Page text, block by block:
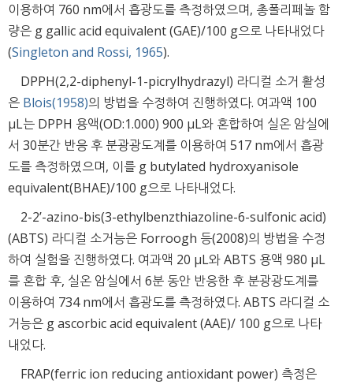
이용하여 760 nm에서 흡광도를 측정하였으며, 총폴리페놀 함
량은 g gallic acid equivalent (GAE)/100 g으로 나타내었다
(Singleton and Rossi, 1965).
DPPH(2,2-diphenyl-1-picrylhydrazyl) 라디컬 소거 활성
은 Blois(1958)의 방법을 수정하여 진행하였다. 여과액 100
μL는 DPPH 용액(OD:1.000) 900 μL와 혼합하여 실온 암실에
서 30분간 반응 후 분광광도계를 이용하여 517 nm에서 흡광
도를 측정하였으며, 이를 g butylated hydroxyanisole
equivalent(BHAE)/100 g으로 나타내었다.
2-2’-azino-bis(3-ethylbenzthiazoline-6-sulfonic acid)
(ABTS) 라디컬 소거능은 Forroogh 등(2008)의 방법을 수정
하여 실험을 진행하였다. 여과액 20 μL와 ABTS 용액 980 μL
를 혼합 후, 실온 암실에서 6분 동안 반응한 후 분광광도계를
이용하여 734 nm에서 흡광도를 측정하였다. ABTS 라디컬 소
거능은 g ascorbic acid equivalent (AAE)/ 100 g으로 나타
내었다.
FRAP(ferric ion reducing antioxidant power) 측정은